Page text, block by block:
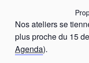
Nos ateliers se
plus proche du 15
Agenda).